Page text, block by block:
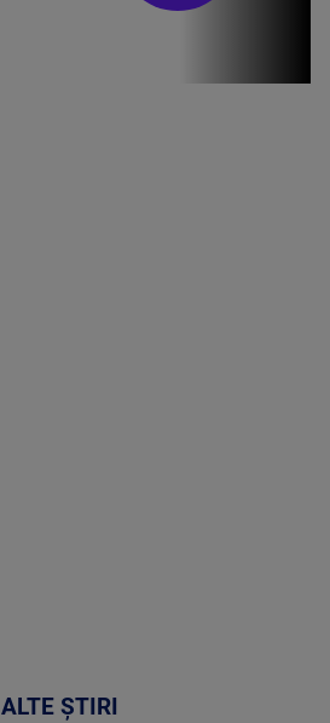
ALTE ȘTIRI